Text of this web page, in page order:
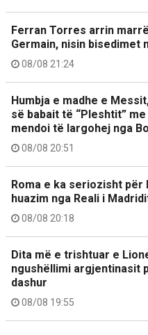
Ferran Torres arrin
Germain, nisin bisedimet
08/08 21:24
Humbja e madhe e
së babait të “Pleshtit”
mendoi të largohej nga
08/08 20:51
Roma e ka seriozisht
huazim nga Reali i
08/08 20:18
Dita më e trishtuar e
ngushëllimi argjentinasit
dashur
08/08 19:55